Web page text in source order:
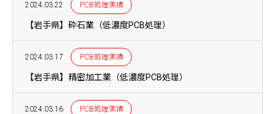
2024.03.22 PCB処理実績
【岩手県】砕石業（低濃度PCB処理）
2024.03.17 PCB処理実績
【岩手県】精密加工業（低濃度PCB処理）
2024.03.16 PCB処理実績